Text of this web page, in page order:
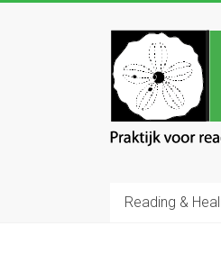
Praktijk
voor
reading
Reading &